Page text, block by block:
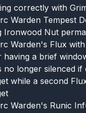
correctly with
Warden Tempest
Ironwood Nut
Warden's Flux
having a brief
no longer silenced
while a second
Warden's Runic